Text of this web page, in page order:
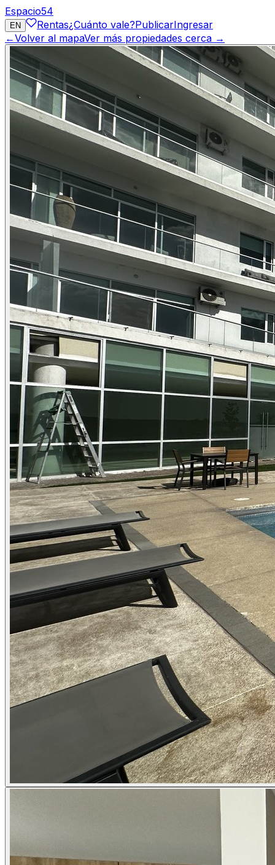
Espacio54
EN Rentas¿Cuánto vale?PublicarIngresar
←Volver al mapaVer más propiedades cerca →